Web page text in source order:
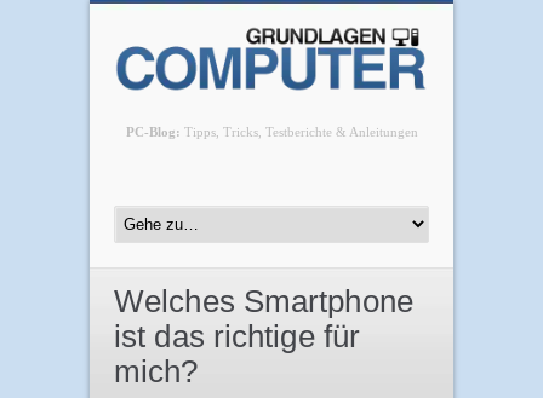
PC-Blog: Tipps, Tricks, Testberichte & Anleitungen
Welches Smartphone
ist das richtige für
mich?